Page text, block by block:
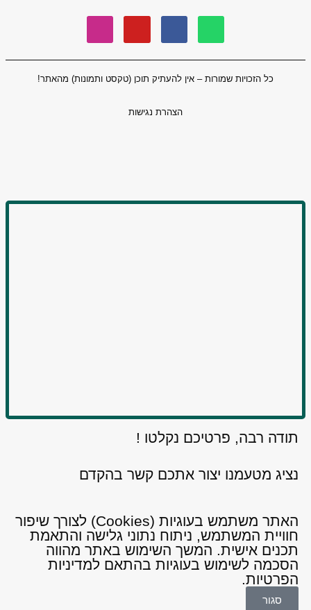
כל הזכויות שמורות – אין להעתיק תוכן (טקסט ותמונות) מהאתר!
הצהרת נגישות
תודה רבה, פרטיכם נקלטו !
נציג מטעמנו יצור אתכם קשר בהקדם
האתר משתמש בעוגיות (Cookies) לצורך שיפור
חוויית המשתמש, ניתוח נתוני גלישה והתאמת
תכנים אישית. המשך השימוש באתר מהווה
הסכמה לשימוש בעוגיות בהתאם למדיניות
הפרטיות.
סגור